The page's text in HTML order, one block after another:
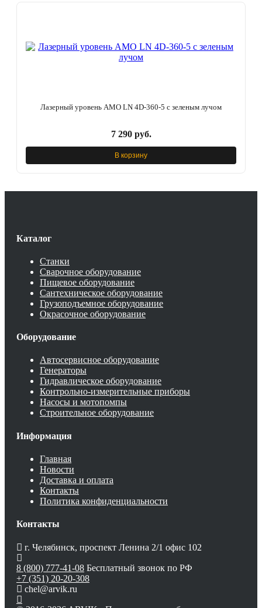
Лазерный уровень AMO LN 4D-360-5 с зеленым лучом
7 290 руб.
В корзину
Каталог
Станки
Сварочное оборудование
Пищевое оборудование
Сантехническое оборудование
Грузоподъемное оборудование
Окрасочное оборудование
Оборудование
Автосервисное оборудование
Генераторы
Гидравлическое оборудование
Контрольно-измерительные приборы
Насосы и мотопомпы
Строительное оборудование
Информация
Главная
Новости
Доставка и оплата
Контакты
Политика конфиденциальности
Контакты
г. Челябинск, проспект Ленина 2/1 офис 102
8 (800) 777-41-08 Бесплатный звонок по РФ
+7 (351) 20-20-308
chel@arvik.ru